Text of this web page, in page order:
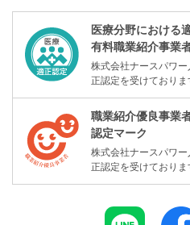
医療分野における
有料職業紹介事業
株式会社ナースパワ
正認定を受けておりま
職業紹介優良事業
認定マーク
株式会社ナースパワ
正認定を受けておりま